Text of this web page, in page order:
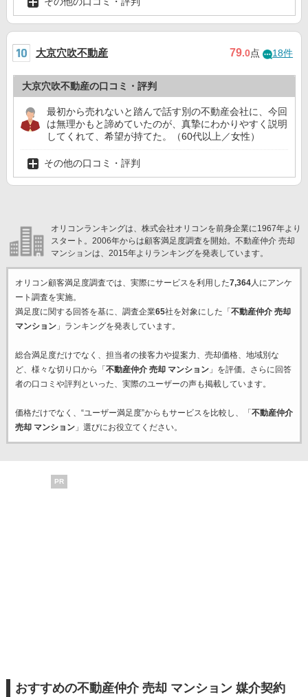
大京穴吹不動産 79.0点 18件
大京穴吹不動産の口コミ・評判
最初から売れないと踏んで話す別の不動産会社に、今回
は無理かもと諦めていたのが、真摯にわかりやすく説明
してくれて、希望が持てた。（60代以上／女性）
その他の口コミ・評判
オリコンランキングは、株式会社オリコンを前身企業に1967年より
スタート。2006年からは顧客満足度調査を開始。不動産仲介 売却
マンションは、2015年よりランキングを発表しています。
オリコン顧客満足度調査では、実際にサービスを利用した7,364人にアンケ
ート調査を実施。
満足度に関する回答を基に、調査企業65社を対象にした「 不動産仲介 売却
マンション」ランキングを発表しています。
総合満足度だけでなく、担当者の接客力や提案力、売却価格、地域別な
ど、様々な切り口から「 不動産仲介 売却 マンション」を評価。さらに回答
者の口コミや評判といった、実際のユーザーの声も掲載しています。
価格だけでなく、“ユーザー満足度”からもサービスを比較し、「 不動産仲介
売却 マンション」選びにお役立てください。
PR
おすすめの不動産仲介 売却 マンション 媒介契約